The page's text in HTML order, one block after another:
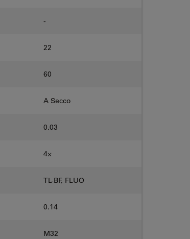
-
22
60
A Secco
0.03
4⨉
TL-BF, FLUO
0.14
M32